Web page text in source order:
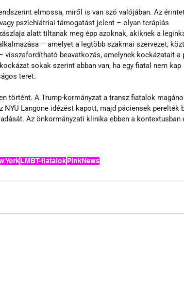
elmossa, miről is van szó valójában. Az
pszichiátriai támogatást jelent – olyan terápiás
alatt tiltanak meg épp azoknak, akiknek a
– amelyet a legtöbb szakmai szervezet,
visszafordítható beavatkozás, amelynek kockázatait a
sokak szerint abban van, ha egy fiatal nem kap
teret.
történt. A Trump-kormányzat a transz fiatalok
Langone idézést kapott, majd páciensek perelték
Az önkormányzati klinika ebben a kontextusban
York LMBT-fiatalok PinkNews